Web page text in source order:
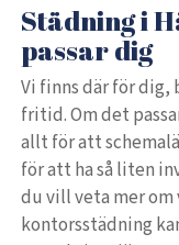
Städning i
passar dig
Vi finns där för dig,
fritid. Om det
allt för att
för att ha så liten
du vill veta mer
kontorsstädning